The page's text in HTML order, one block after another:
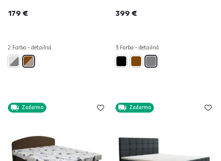
179 €
2 Farba - detailná
399 €
3 Farba - detailná
Zadarmo Zadarmo